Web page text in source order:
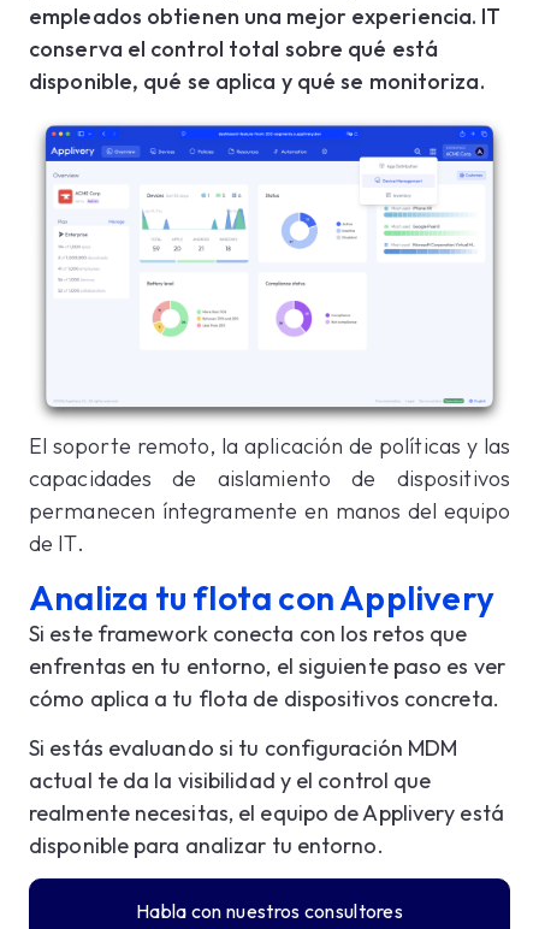
empleados obtienen una mejor experiencia. IT
conserva el control total sobre qué está
disponible, qué se aplica y qué se monitoriza.
El soporte remoto, la aplicación de políticas y las
capacidades de aislamiento de dispositivos
permanecen íntegramente en manos del equipo
de IT.
Analiza tu flota con Applivery
Si este framework conecta con los retos que
enfrentas en tu entorno, el siguiente paso es ver
cómo aplica a tu flota de dispositivos concreta.
Si estás evaluando si tu configuración MDM
actual te da la visibilidad y el control que
realmente necesitas, el equipo de Applivery está
disponible para analizar tu entorno.
Habla con nuestros consultores